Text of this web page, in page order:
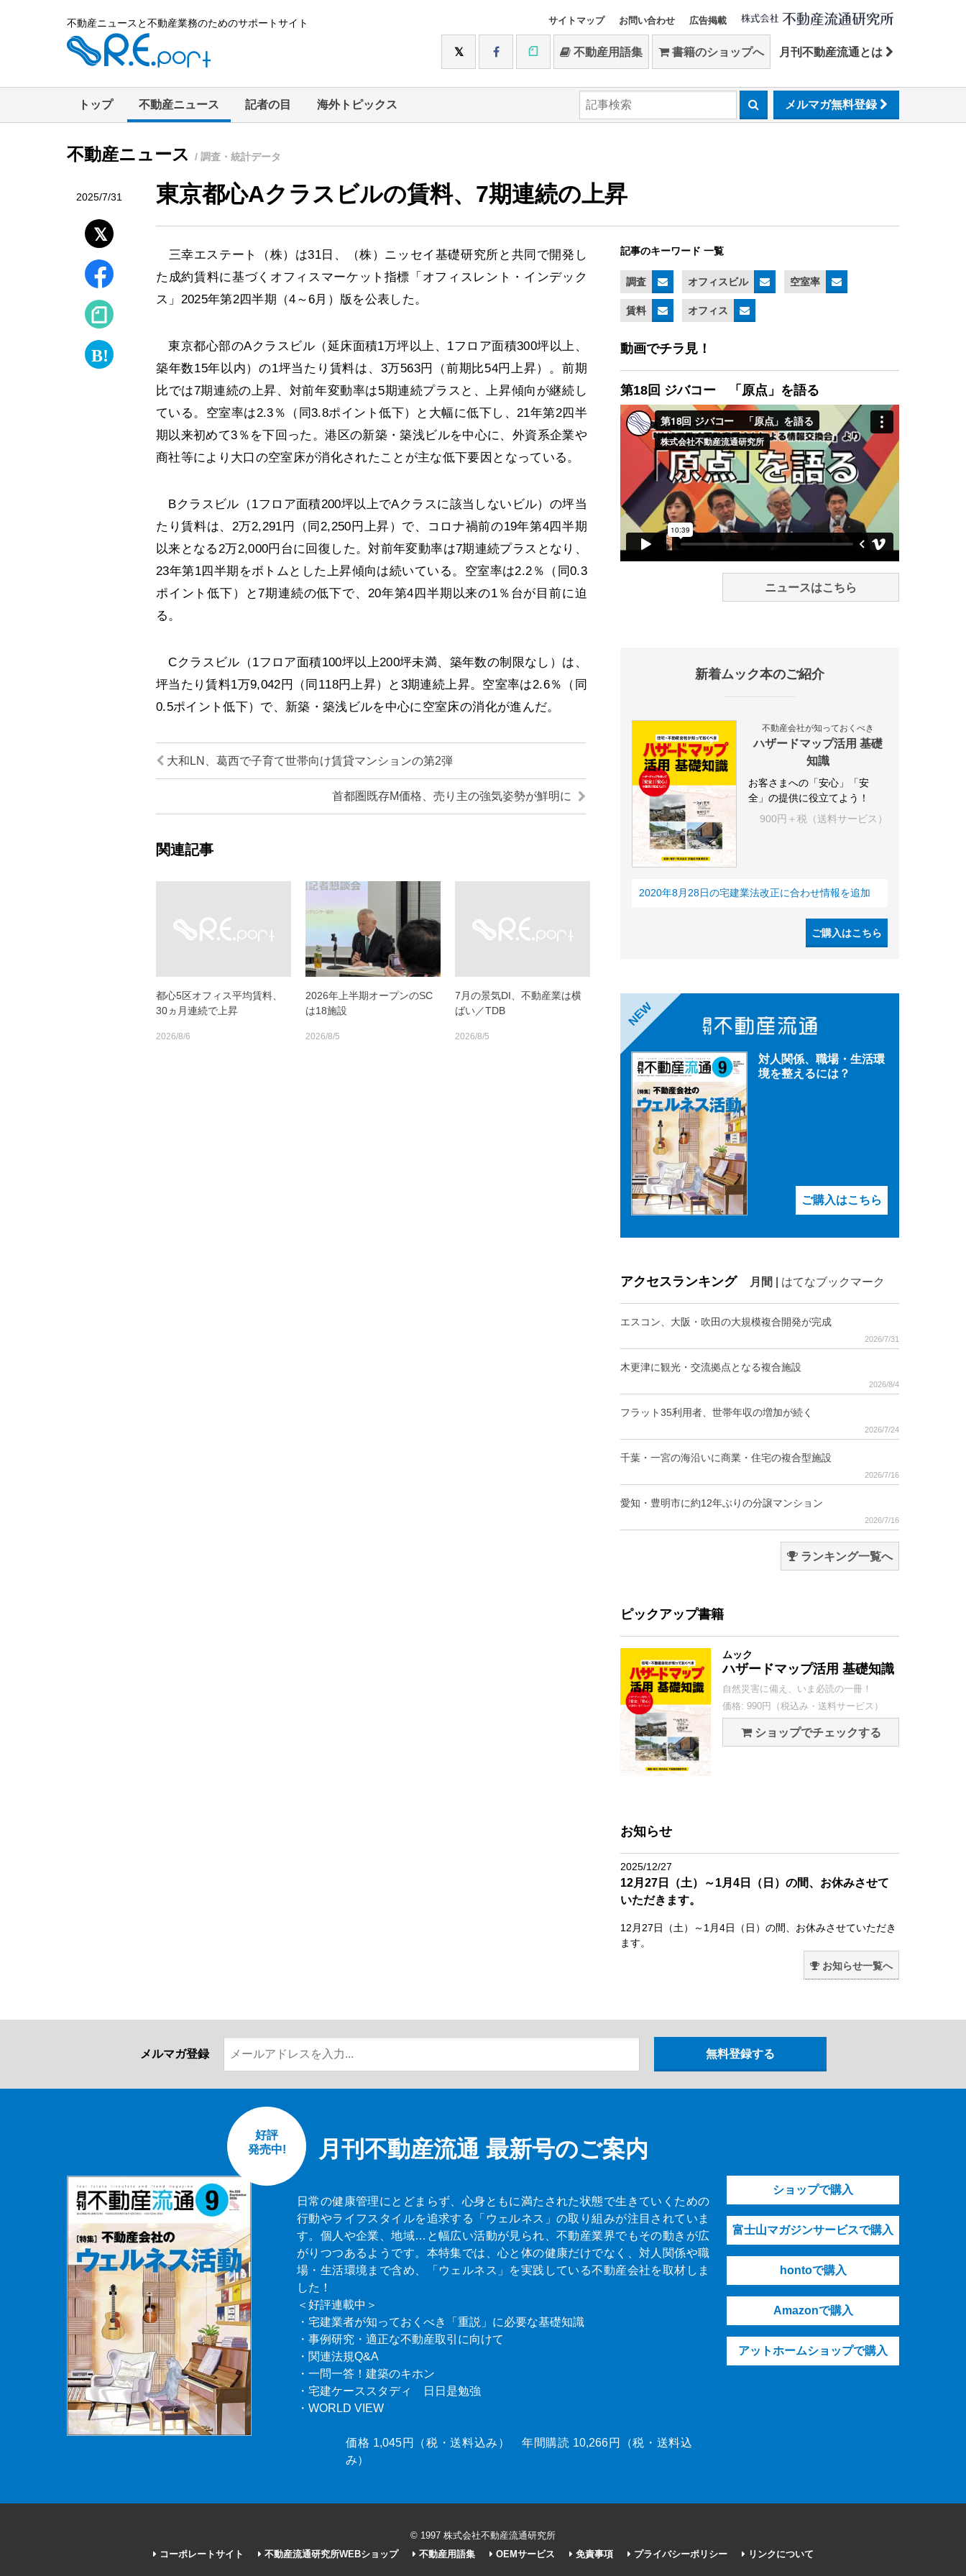
不動産ニュースと不動産業務のためのサポートサイト サイトマップ お問い合わせ 広告掲載
不動産用語集 書籍のショップへ 月刊不動産流通とは
トップ 不動産ニュース 記者の目 海外トピックス メルマガ無料登録
不動産ニュース / 調査・統計データ
2025/7/31 東京都心Aクラスビルの賃料、7期連続の上昇
三幸エステート（株）は31日、（株）ニッセイ基礎研究所と共同で開発し
た成約賃料に基づくオフィスマーケット指標「オフィスレント・インデック
ス」2025年第2四半期（4～6月）版を公表した。
東京都心部のAクラスビル（延床面積1万坪以上、1フロア面積300坪以上、
築年数15年以内）の1坪当たり賃料は、3万563円（前期比54円上昇）。前期
比では7期連続の上昇、対前年変動率は5期連続プラスと、上昇傾向が継続し
ている。空室率は2.3％（同3.8ポイント低下）と大幅に低下し、21年第2四半
期以来初めて3％を下回った。港区の新築・築浅ビルを中心に、外資系企業や
商社等により大口の空室床が消化されたことが主な低下要因となっている。
Bクラスビル（1フロア面積200坪以上でAクラスに該当しないビル）の坪当
たり賃料は、2万2,291円（同2,250円上昇）で、コロナ禍前の19年第4四半期
以来となる2万2,000円台に回復した。対前年変動率は7期連続プラスとなり、
23年第1四半期をボトムとした上昇傾向は続いている。空室率は2.2％（同0.3
ポイント低下）と7期連続の低下で、20年第4四半期以来の1％台が目前に迫
る。
Cクラスビル（1フロア面積100坪以上200坪未満、築年数の制限なし）は、
坪当たり賃料1万9,042円（同118円上昇）と3期連続上昇。空室率は2.6％（同
0.5ポイント低下）で、新築・築浅ビルを中心に空室床の消化が進んだ。
大和LN、葛西で子育て世帯向け賃貸マンションの第2弾
首都圏既存M価格、売り主の強気姿勢が鮮明に
関連記事
都心5区オフィス平均賃料、
30ヵ月連続で上昇
2026/8/6
2026年上半期オープンのSC
は18施設
2026/8/5
7月の景気DI、不動産業は横
ばい／TDB
2026/8/5
記事のキーワード 一覧
調査 オフィスビル 空室率
賃料 オフィス
動画でチラ見！
第18回 ジバコー 「原点」を語る
ニュースはこちら
新着ムック本のご紹介
不動産会社が知っておくべき
ハザードマップ活用 基礎
知識
お客さまへの「安心」「安
全」の提供に役立てよう！
900円＋税（送料サービス）
2020年8月28日の宅建業法改正に合わせ情報を追加
ご購入はこちら
NEW
対人関係、職場・生活環
境を整えるには？
ご購入はこちら
アクセスランキング 月間 はてなブックマーク
エスコン、大阪・吹田の大規模複合開発が完成
2026/7/31
木更津に観光・交流拠点となる複合施設
2026/8/4
フラット35利用者、世帯年収の増加が続く
2026/7/24
千葉・一宮の海沿いに商業・住宅の複合型施設
2026/7/16
愛知・豊明市に約12年ぶりの分譲マンション
2026/7/16
ランキング一覧へ
ピックアップ書籍
ムック
ハザードマップ活用 基礎知識
自然災害に備え、いま必読の一冊！
価格: 990円（税込み・送料サービス）
ショップでチェックする
お知らせ
2025/12/27
12月27日（土）～1月4日（日）の間、お休みさせて
いただきます。
12月27日（土）～1月4日（日）の間、お休みさせていただき
ます。
お知らせ一覧へ
メルマガ登録
月刊不動産流通 最新号のご案内
好評
発売中!
日常の健康管理にとどまらず、心身ともに満たされた状態で生きていくための
行動やライフスタイルを追求する「ウェルネス」の取り組みが注目されていま
す。個人や企業、地域…と幅広い活動が見られ、不動産業界でもその動きが広
がりつつあるようです。本特集では、心と体の健康だけでなく、対人関係や職
場・生活環境まで含め、「ウェルネス」を実践している不動産会社を取材しま
した！
＜好評連載中＞
・宅建業者が知っておくべき「重説」に必要な基礎知識
・事例研究・適正な不動産取引に向けて
・関連法規Q&A
・一問一答！建築のキホン
・宅建ケーススタディ 日日是勉強
・WORLD VIEW
価格 1,045円（税・送料込み） 年間購読 10,266円（税・送料込
み）
ショップで購入
富士山マガジンサービスで購入
hontoで購入
Amazonで購入
アットホームショップで購入
© 1997 株式会社不動産流通研究所
コーポレートサイト
不動産流通研究所WEBショップ 不動産用語集 OEMサービス 免責事項 プライバシーポリシー リンクについて